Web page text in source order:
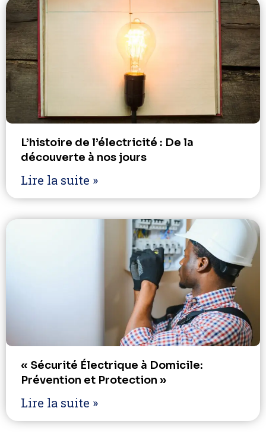
L’histoire de l’électricité : De la
découverte à nos jours
Lire la suite »
« Sécurité Électrique à Domicile:
Prévention et Protection »
Lire la suite »